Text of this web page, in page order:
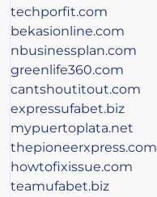
techporfit.com
bekasionline.com
nbusinessplan.com
greenlife360.com
cantshoutitout.com
expressufabet.biz
mypuertoplata.net
thepioneerxpress.com
howtofixissue.com
teamufabet.biz